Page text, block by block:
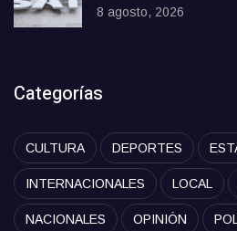
8 agosto, 2026
Categorías
CULTURA DEPORTES
INTERNACIONALES LOCAL
NACIONALES OPINIÓN